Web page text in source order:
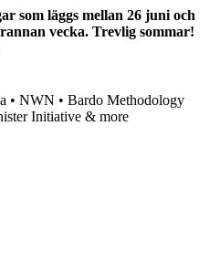
som läggs mellan 26 juni och
vecka. Trevlig sommar!
• NWN • Bardo Methodology
Initiative & more